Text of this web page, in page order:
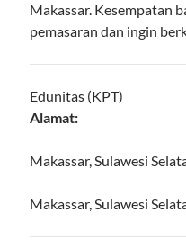
Makassar. Kesempatan
pemasaran dan ingin
Edunitas (KPT)
Alamat:
Makassar, Sulawesi
Makassar,Sulawesi